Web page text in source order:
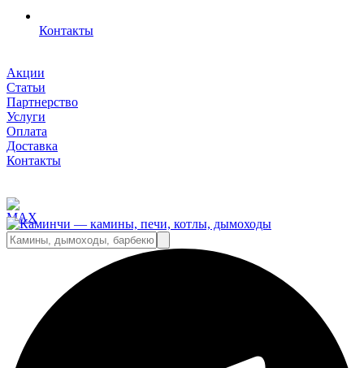
Контакты
Акции
Статьи
Партнерство
Услуги
Оплата
Доставка
Контакты